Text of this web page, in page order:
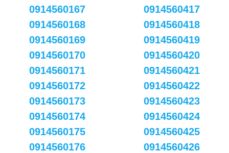
0914560167
0914560168
0914560169
0914560170
0914560171
0914560172
0914560173
0914560174
0914560175
0914560176
0914560417
0914560418
0914560419
0914560420
0914560421
0914560422
0914560423
0914560424
0914560425
0914560426